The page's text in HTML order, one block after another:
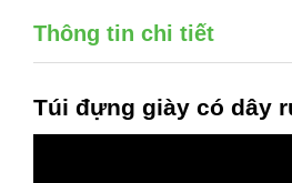
Thông tin chi tiết
Túi đựng giày có dây